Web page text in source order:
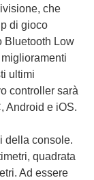
che
di gioco
Bluetooth Low
ultimi
controller sarà
Android e iOS.
della console.
quadrata
Ad essere